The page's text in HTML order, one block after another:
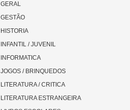
GERAL
GESTÃO
HISTORIA
INFANTIL / JUVENIL
INFORMATICA
JOGOS / BRINQUEDOS
LITERATURA / CRITICA
LITERATURA ESTRANGEIRA